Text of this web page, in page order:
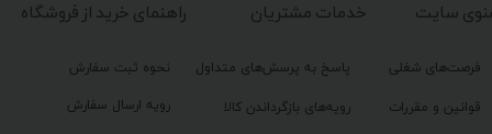
راهنمای خرید از فروشگاه
نحوه ثبت سفارش
رویه ارسال سفارش
خدمات مشتریان
پاسخ به پرسش‌های متداول
رویه‌های بازگرداندن کالا
سایت
فرصت‌های شغلی
قوانین و مقررات